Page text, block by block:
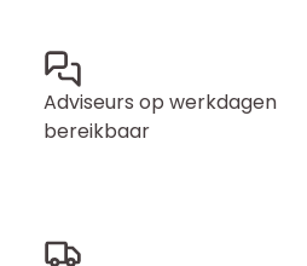
Adviseurs op werkdagen
bereikbaar